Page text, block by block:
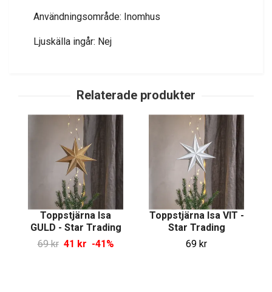
Användningsområde: Inomhus
Ljuskälla ingår: Nej
Toppstjärna Isa
GULD - Star Trading
69 kr 41 kr -41%
Toppstjärna Isa VIT -
Star Trading
69 kr